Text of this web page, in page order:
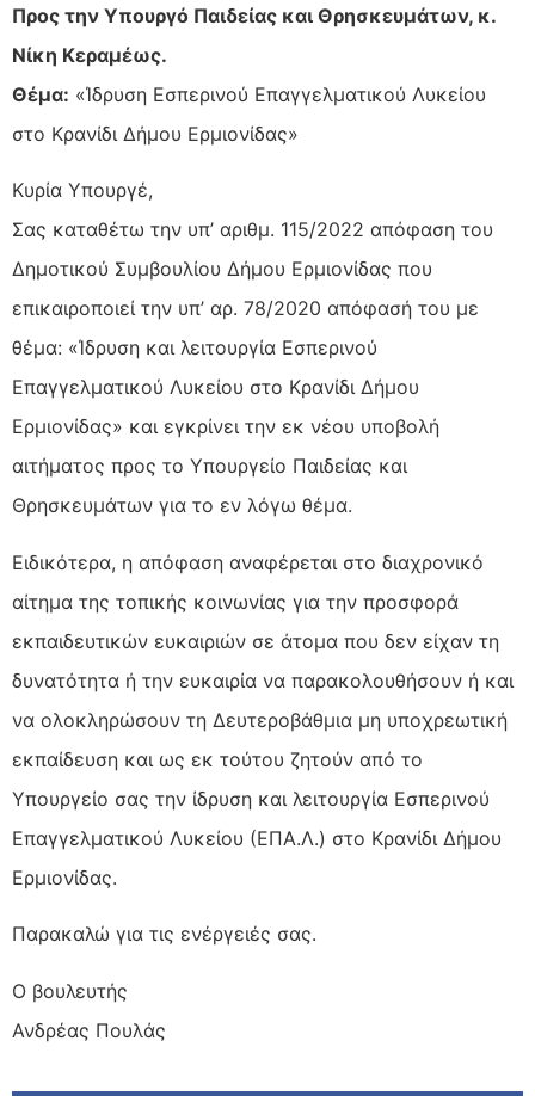
Προς την Υπουργό Παιδείας και Θρησκευμάτων, κ.
Νίκη Κεραμέως.
Θέμα: «Ίδρυση Εσπερινού Επαγγελματικού Λυκείου
στο Κρανίδι Δήμου Ερμιονίδας»
Κυρία Υπουργέ,
Σας καταθέτω την υπ’ αριθμ. 115/2022 απόφαση του
Δημοτικού Συμβουλίου Δήμου Ερμιονίδας που
επικαιροποιεί την υπ’ αρ. 78/2020 απόφασή του με
θέμα: «Ίδρυση και λειτουργία Εσπερινού
Επαγγελματικού Λυκείου στο Κρανίδι Δήμου
Ερμιονίδας» και εγκρίνει την εκ νέου υποβολή
αιτήματος προς το Υπουργείο Παιδείας και
Θρησκευμάτων για το εν λόγω θέμα.
Ειδικότερα, η απόφαση αναφέρεται στο διαχρονικό
αίτημα της τοπικής κοινωνίας για την προσφορά
εκπαιδευτικών ευκαιριών σε άτομα που δεν είχαν τη
δυνατότητα ή την ευκαιρία να παρακολουθήσουν ή και
να ολοκληρώσουν τη Δευτεροβάθμια μη υποχρεωτική
εκπαίδευση και ως εκ τούτου ζητούν από το
Υπουργείο σας την ίδρυση και λειτουργία Εσπερινού
Επαγγελματικού Λυκείου (ΕΠΑ.Λ.) στο Κρανίδι Δήμου
Ερμιονίδας.
Παρακαλώ για τις ενέργειές σας.
Ο βουλευτής
Ανδρέας Πουλάς